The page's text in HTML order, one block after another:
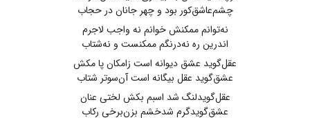
چشم‌عاشق‌کور بود و چهر جانان در حجاب
نه‌توانم ممکنش خوانم نه واجب لاجرم
اندرین ره نه‌درنگم ممکنست و نه‌شتاب
عقل‌گوید عشق دیوانه است زامکان پا مکش
عشق‌گوید عقل بیگانه است آن‌سوتر شتاب
عقل‌گویدلنگ شد اسبم بکش لختی عنان
عشق‌گویدگرم شدخشم بزن‌برخی رکاب